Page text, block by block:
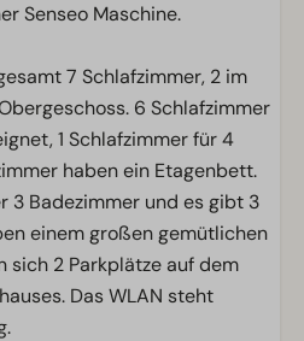
Senseo Maschine.
7 Schlafzimmer, 2 im
6 Schlafzimmer
1 Schlafzimmer für 4
haben ein Etagenbett.
3 Badezimmer und es gibt 3
einem großen gemütlichen
2 Parkplätze auf dem
Das WLAN steht